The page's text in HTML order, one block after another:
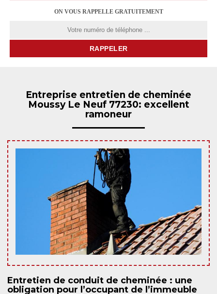
ON VOUS RAPPELLE GRATUITEMENT
Entreprise entretien de cheminée
Moussy Le Neuf 77230: excellent
ramoneur
Entretien de conduit de cheminée : une
obligation pour l’occupant de l’immeuble